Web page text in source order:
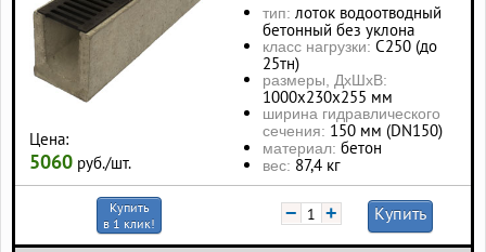
Цена:
5060 руб./шт.
тип: лоток водоотводный
бетонный без уклона
класс нагрузки: С250 (до
25тн)
размеры, ДхШхВ:
1000x230x255 мм
ширина гидравлического
сечения: 150 мм (DN150)
материал: бетон
вес: 87,4 кг
Купить
в 1 клик!
− + Купить